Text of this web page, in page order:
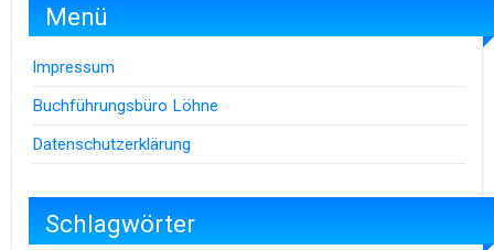
Menü
Impressum
Buchführungsbüro Löhne
Datenschutzerklärung
Schlagwörter